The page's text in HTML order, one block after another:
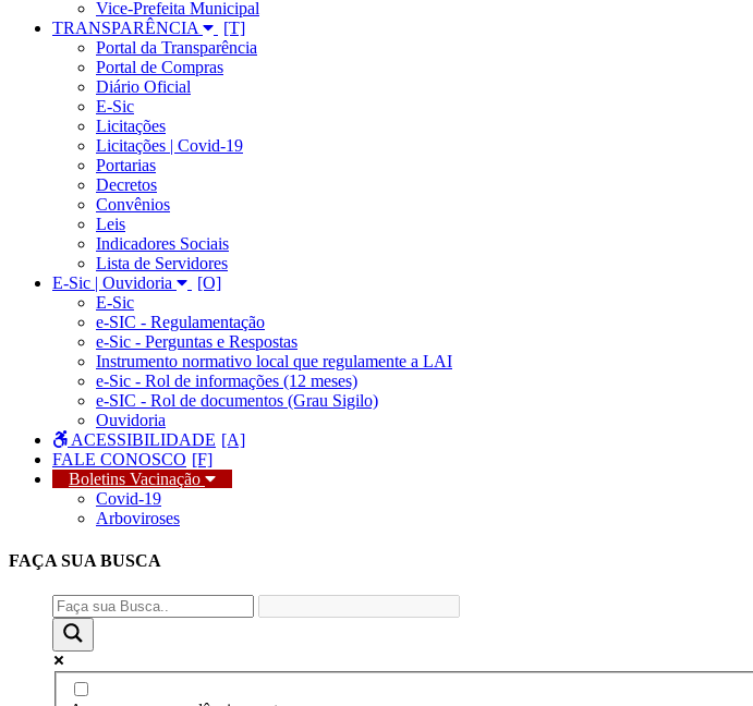
Vice-Prefeita Municipal
TRANSPARÊNCIA
Portal da Transparência
Portal de Compras
Diário Oficial
E-Sic
Licitações
Licitações | Covid-19
Portarias
Decretos
Convênios
Leis
Indicadores Sociais
Lista de Servidores
E-Sic | Ouvidoria
E-Sic
e-SIC - Regulamentação
e-Sic - Perguntas e Respostas
Instrumento normativo local que regulamente a LAI
e-Sic - Rol de informações (12 meses)
e-SIC - Rol de documentos (Grau Sigilo)
Ouvidoria
ACESSIBILIDADE
FALE CONOSCO
Boletins Vacinação
Covid-19
Arboviroses
FAÇA SUA BUSCA